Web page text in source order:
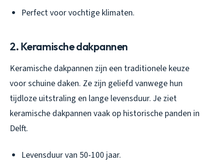
Perfect voor vochtige klimaten.
2. Keramische dakpannen
Keramische dakpannen zijn een traditionele keuze
voor schuine daken. Ze zijn geliefd vanwege hun
tijdloze uitstraling en lange levensduur. Je ziet
keramische dakpannen vaak op historische panden in
Delft.
Levensduur van 50-100 jaar.